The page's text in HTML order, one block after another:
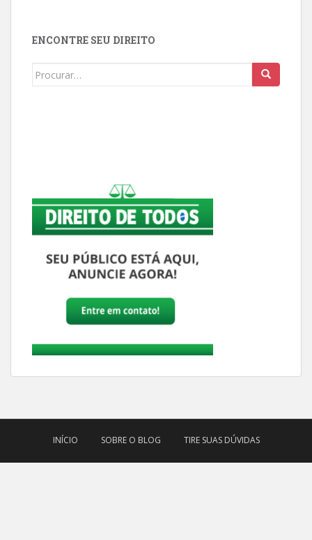
ENCONTRE SEU DIREITO
Buscar:
INÍCIO SOBRE O BLOG TIRE SUAS DÚVIDAS